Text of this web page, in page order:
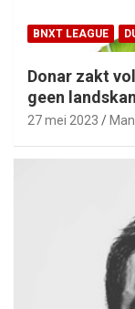
BNXT LEAGUE
Donar zakt
geen
27 mei 2023